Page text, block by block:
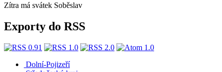
Zítra má svátek Soběslav
Exporty do RSS
Dolní-Pojizeří